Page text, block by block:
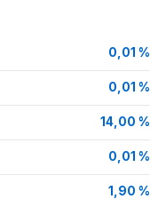
0,01 %
0,01 %
14,00 %
0,01 %
1,90 %